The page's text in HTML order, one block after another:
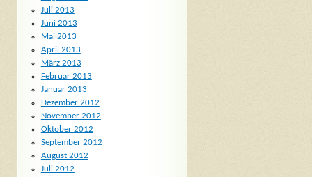
Juli 2013
Juni 2013
Mai 2013
April 2013
März 2013
Februar 2013
Januar 2013
Dezember 2012
November 2012
Oktober 2012
September 2012
August 2012
Juli 2012